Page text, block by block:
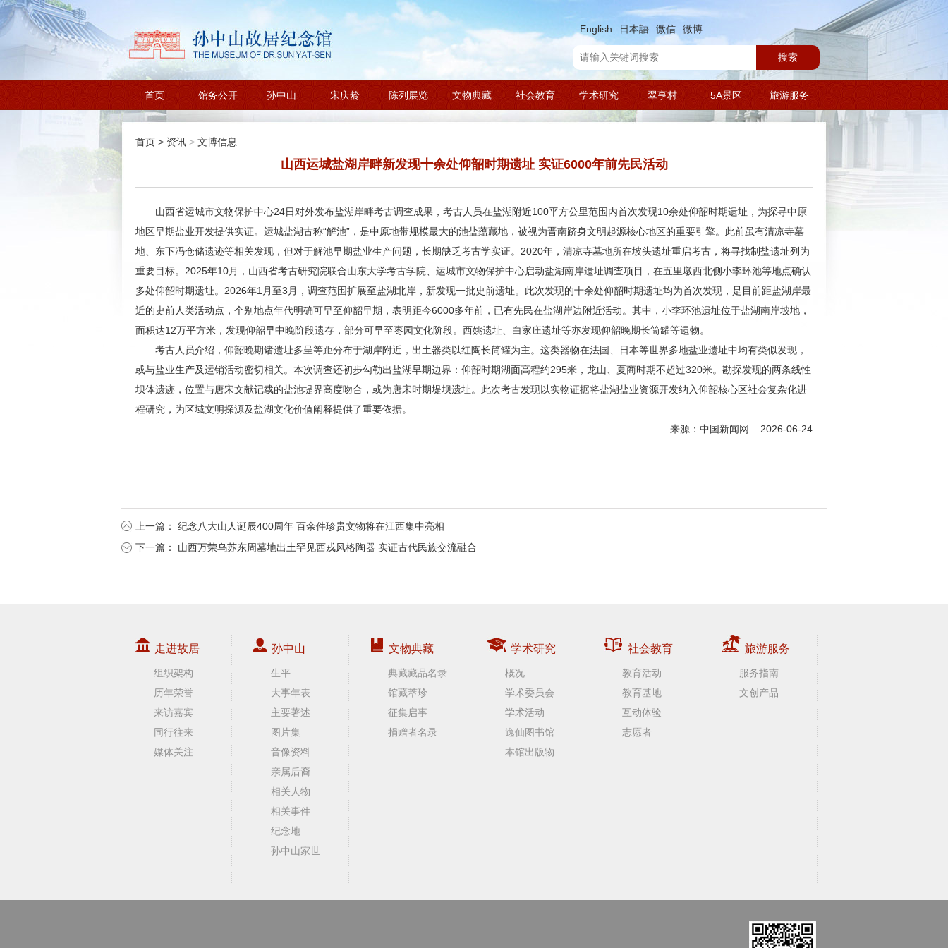
English 日本語 微信 微博
搜索
首页 馆务公开 孙中山 宋庆龄 陈列展览 文物典藏 社会教育 学术研究 翠亨村 5A景区 旅游服务
首页 > 资讯 > 文博信息
山西运城盐湖岸畔新发现十余处仰韶时期遗址 实证6000年前先民活动
山西省运城市文物保护中心24日对外发布盐湖岸畔考古调查成果，考古人员在盐湖附近100平方公里范围内首次发现10余处仰韶时期遗址，为探寻中原
地区早期盐业开发提供实证。运城盐湖古称“解池”，是中原地带规模最大的池盐蕴藏地，被视为晋南跻身文明起源核心地区的重要引擎。此前虽有清凉寺墓
地、东下冯仓储遗迹等相关发现，但对于解池早期盐业生产问题，长期缺乏考古学实证。2020年，清凉寺墓地所在坡头遗址重启考古，将寻找制盐遗址列为
重要目标。2025年10月，山西省考古研究院联合山东大学考古学院、运城市文物保护中心启动盐湖南岸遗址调查项目，在五里墩西北侧小李环池等地点确认
多处仰韶时期遗址。2026年1月至3月，调查范围扩展至盐湖北岸，新发现一批史前遗址。此次发现的十余处仰韶时期遗址均为首次发现，是目前距盐湖岸最
近的史前人类活动点，个别地点年代明确可早至仰韶早期，表明距今6000多年前，已有先民在盐湖岸边附近活动。其中，小李环池遗址位于盐湖南岸坡地，
面积达12万平方米，发现仰韶早中晚阶段遗存，部分可早至枣园文化阶段。西姚遗址、白家庄遗址等亦发现仰韶晚期长筒罐等遗物。
考古人员介绍，仰韶晚期诸遗址多呈等距分布于湖岸附近，出土器类以红陶长筒罐为主。这类器物在法国、日本等世界多地盐业遗址中均有类似发现，
或与盐业生产及运销活动密切相关。本次调查还初步勾勒出盐湖早期边界：仰韶时期湖面高程约295米，龙山、夏商时期不超过320米。勘探发现的两条线性
坝体遗迹，位置与唐宋文献记载的盐池堤界高度吻合，或为唐宋时期堤坝遗址。此次考古发现以实物证据将盐湖盐业资源开发纳入仰韶核心区社会复杂化进
程研究，为区域文明探源及盐湖文化价值阐释提供了重要依据。
来源：中国新闻网 2026-06-24
上一篇： 纪念八大山人诞辰400周年 百余件珍贵文物将在江西集中亮相
下一篇： 山西万荣乌苏东周墓地出土罕见西戎风格陶器 实证古代民族交流融合
走进故居
组织架构
历年荣誉
来访嘉宾
同行往来
媒体关注
孙中山
生平
大事年表
主要著述
图片集
音像资料
亲属后裔
相关人物
相关事件
纪念地
孙中山家世
文物典藏
典藏藏品名录
馆藏萃珍
征集启事
捐赠者名录
学术研究
概况
学术委员会
学术活动
逸仙图书馆
本馆出版物
社会教育
教育活动
教育基地
互动体验
志愿者
旅游服务
服务指南
文创产品